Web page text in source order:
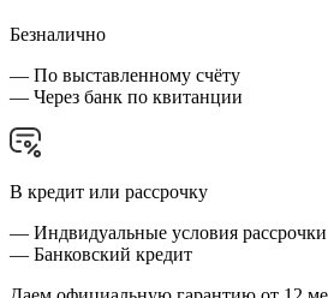
Безналично
— По выставленному счёту
— Через банк по квитанции
В кредит или рассрочку
— Индвидуальные условия рассрочки
— Банковский кредит